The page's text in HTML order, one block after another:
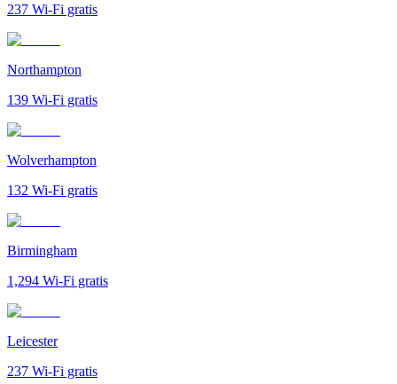
237 Wi-Fi gratis
Northampton
139 Wi-Fi gratis
Wolverhampton
132 Wi-Fi gratis
Birmingham
1,294 Wi-Fi gratis
Leicester
237 Wi-Fi gratis